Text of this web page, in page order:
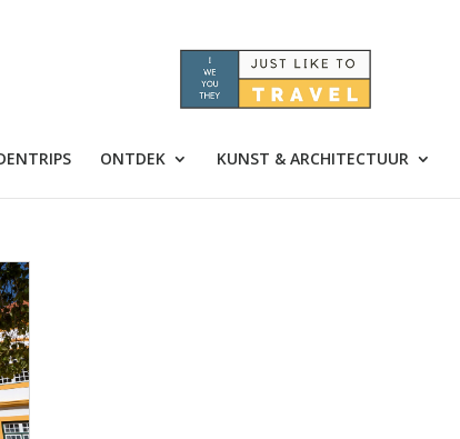
ONTDEK KUNST & ARCHITECTUUR